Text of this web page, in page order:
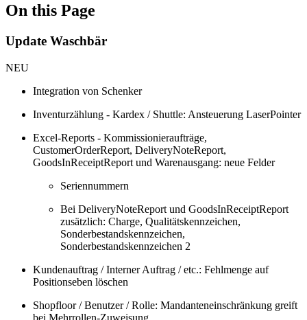
On this Page
Update Waschbär
NEU
Integration von Schenker
Inventurzählung - Kardex / Shuttle: Ansteuerung LaserPointer
Excel-Reports - Kommissionieraufträge,
CustomerOrderReport, DeliveryNoteReport,
GoodsInReceiptReport und Warenausgang: neue Felder
Seriennummern
Bei DeliveryNoteReport und GoodsInReceiptReport
zusätzlich: Charge, Qualitätskennzeichen,
Sonderbestandskennzeichen,
Sonderbestandskennzeichen 2
Kundenauftrag / Interner Auftrag / etc.: Fehlmenge auf
Positionseben löschen
Shopfloor / Benutzer / Rolle: Mandanteneinschränkung greift
bei Mehrrollen-Zuweisung